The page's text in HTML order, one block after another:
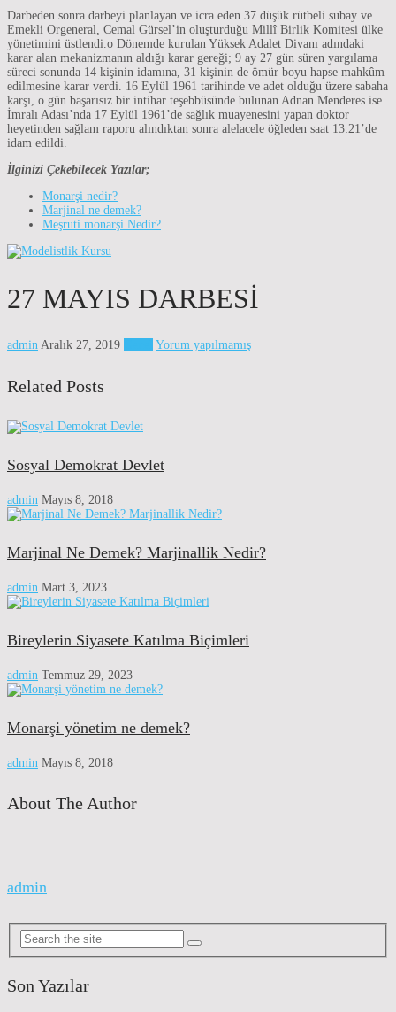
Darbeden sonra darbeyi planlayan ve icra eden 37 düşük rütbeli subay ve
Emekli Orgeneral, Cemal Gürsel’in oluşturduğu Millî Birlik Komitesi ülke
yönetimini üstlendi.o Dönemde kurulan Yüksek Adalet Divanı adındaki
karar alan mekanizmanın aldığı karar gereği; 9 ay 27 gün süren yargılama
süreci sonunda 14 kişinin idamına, 31 kişinin de ömür boyu hapse mahkûm
edilmesine karar verdi. 16 Eylül 1961 tarihinde ve adet olduğu üzere sabaha
karşı, o gün başarısız bir intihar teşebbüsünde bulunan Adnan Menderes ise
İmralı Adası’nda 17 Eylül 1961’de sağlık muayenesini yapan doktor
heyetinden sağlam raporu alındıktan sonra alelacele öğleden saat 13:21’de
idam edildi.
İlginizi Çekebilecek Yazılar;
Monarşi nedir?
Marjinal ne demek?
Meşruti monarşi Nedir?
27 MAYIS DARBESİ
admin Aralık 27, 2019 Yorum yapılmamış
Related Posts
Sosyal Demokrat Devlet
admin Mayıs 8, 2018
Marjinal Ne Demek? Marjinallik Nedir?
admin Mart 3, 2023
Bireylerin Siyasete Katılma Biçimleri
admin Temmuz 29, 2023
Monarşi yönetim ne demek?
admin Mayıs 8, 2018
About The Author
admin
Son Yazılar